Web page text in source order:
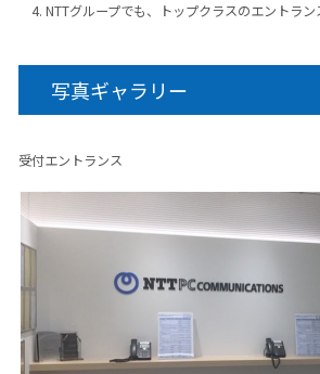
NTTグループでも、トップクラスのエントラン
写真ギャラリー
受付エントランス